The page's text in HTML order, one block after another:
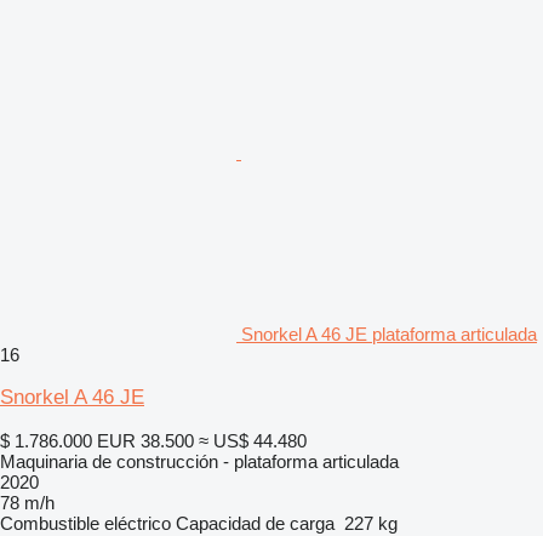
Snorkel A 46 JE plataforma articulada
16
Snorkel A 46 JE
$ 1.786.000 EUR 38.500 ≈ US$ 44.480
Maquinaria de construcción - plataforma articulada
2020
78 m/h
Combustible eléctrico Capacidad de carga 227 kg